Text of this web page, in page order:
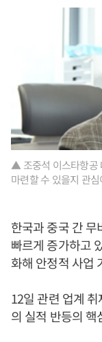
▲ 조중석 이스타항공
마련할 수 있을지 관
한국과 중국 간
빠르게 증가하고
화해 안정적 사업
12일 관련 업계
의 실적 반등의 핵